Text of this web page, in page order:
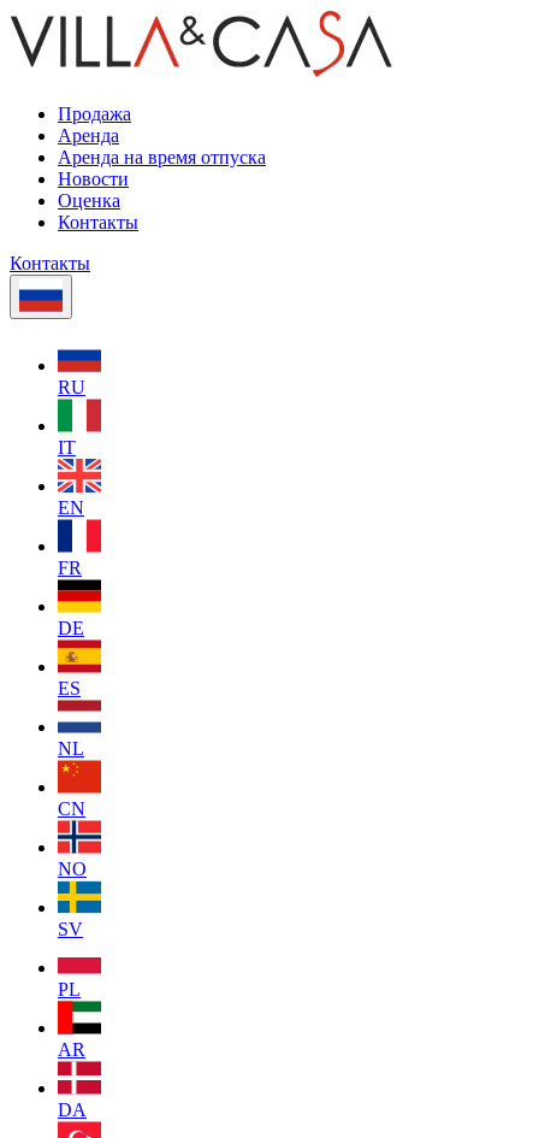
Продажа
Аренда
Аренда на время отпуска
Новости
Оценка
Контакты
Контакты
RU
IT
EN
FR
DE
ES
NL
CN
NO
SV
PL
AR
DA